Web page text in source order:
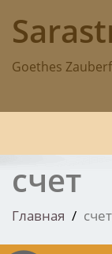
содержимому
Goethes
счет
Главная счет